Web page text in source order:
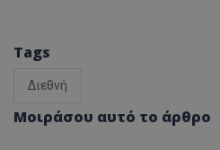
Tags
Διεθνή
Μοιράσου αυτό το άρθρο